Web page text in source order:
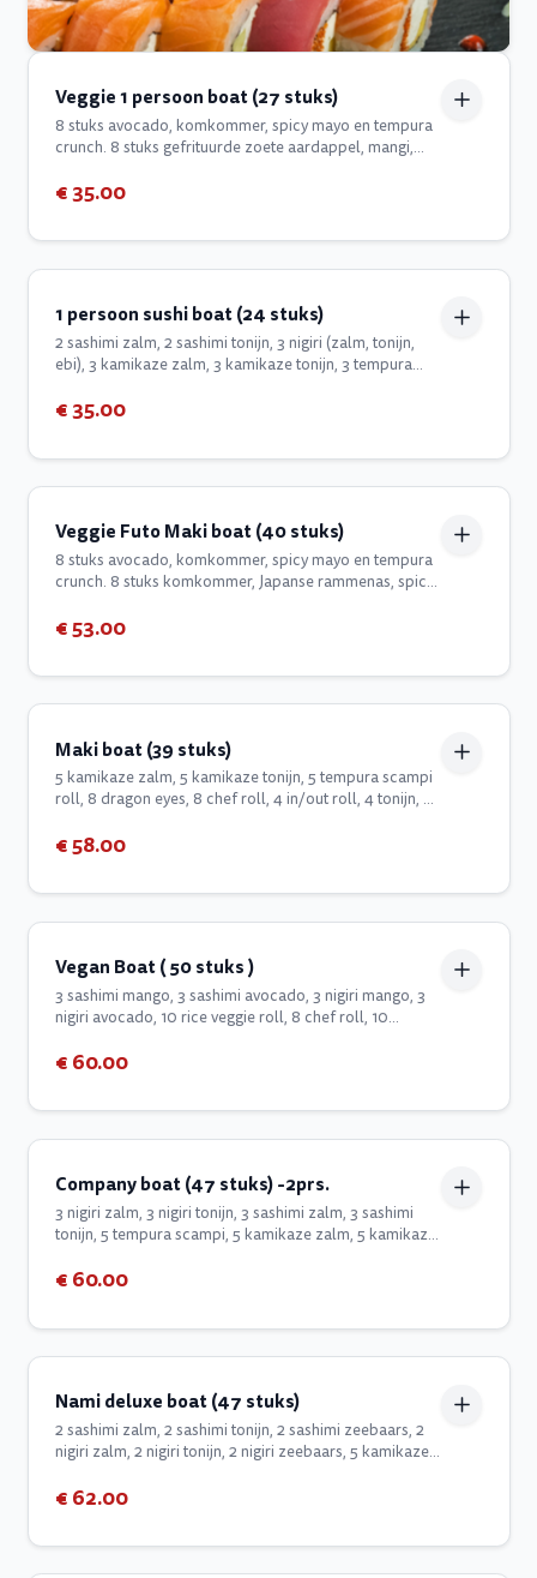
Veggie 1 persoon boat (27 stuks)
8 stuks avocado, komkommer, spicy mayo en tempura
crunch. 8 stuks gefrituurde zoete aardappel, mangi,
rammenas, mango, gefrituurde zoete aardappel, spicy
€ 35.00
1 persoon sushi boat (24 stuks)
2 sashimi zalm, 2 sashimi tonijn, 3 nigiri (zalm, tonijn,
ebi), 3 kamikaze zalm, 3 kamikaze tonijn, 3 tempura
€ 35.00
Veggie Futo Maki boat (40 stuks)
8 stuks avocado, komkommer, spicy mayo en tempura
crunch. 8 stuks komkommer, Japanse rammenas, spicy
aardappel, mango, spicy mayo en tempura crunch. 8
aardappel, spicy mayo, groene frisse salade
€ 53.00
Maki boat (39 stuks)
5 kamikaze zalm, 5 kamikaze tonijn, 5 tempura scampi
roll, 8 dragon eyes, 8 chef roll, 4 in/out roll, 4 tonijn, 4
€ 58.00
Vegan Boat ( 50 stuks )
3 sashimi mango, 3 sashimi avocado, 3 nigiri mango, 3
nigiri avocado, 10 rice veggie roll, 8 chef roll, 10
japanese rammenas temura crunch, groene frisse
€ 60.00
Company boat (47 stuks) -2prs.
3 nigiri zalm, 3 nigiri tonijn, 3 sashimi zalm, 3 sashimi
tonijn, 5 tempura scampi, 5 kamikaze zalm, 5 kamikaze
surimi
€ 60.00
Nami deluxe boat (47 stuks)
2 sashimi zalm, 2 sashimi tonijn, 2 sashimi zeebaars, 2
nigiri zalm, 2 nigiri tonijn, 2 nigiri zeebaars, 5 kamikaze
eyes, 4 in/out roll, 8 rainbow roll
€ 62.00